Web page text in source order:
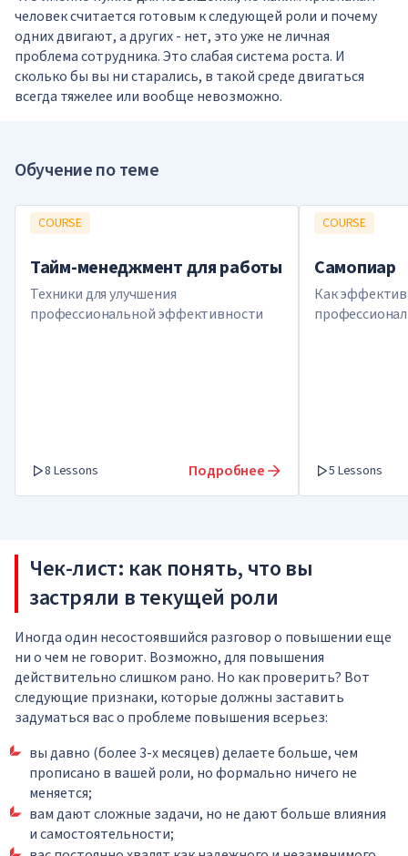
человек считается готовым к следующей роли и почему
одних двигают, а других - нет, это уже не личная
проблема сотрудника. Это слабая система роста. И
сколько бы вы ни старались, в такой среде двигаться
всегда тяжелее или вообще невозможно.
Обучение по теме
COURSE
Тайм-менеджмент для работы
Техники для улучшения
профессиональной эффективности
8 Lessons Подробнее
COURSE
Самопиар
Как
5 Lessons
Чек-лист: как понять, что вы
застряли в текущей роли
Иногда один несостоявшийся разговор о повышении еще
ни о чем не говорит. Возможно, для повышения
действительно слишком рано. Но как проверить? Вот
следующие признаки, которые должны заставить
задуматься вас о проблеме повышения всерьез:
вы давно (более 3-х месяцев) делаете больше, чем
прописано в вашей роли, но формально ничего не
меняется;
вам дают сложные задачи, но не дают больше влияния
и самостоятельности;